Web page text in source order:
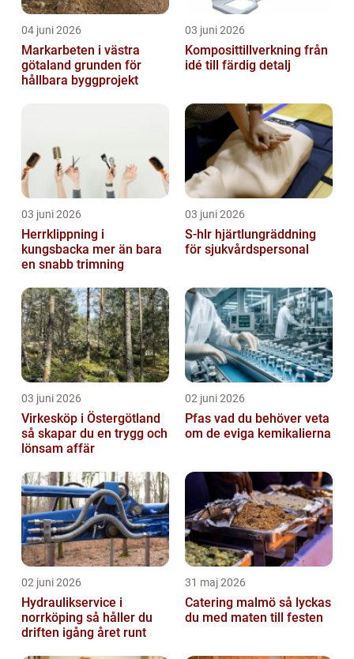
04 juni 2026
Markarbeten i västra
götaland grunden för
hållbara byggprojekt
03 juni 2026
Komposittillverkning från
idé till färdig detalj
03 juni 2026
Herrklippning i
kungsbacka mer än bara
en snabb trimning
03 juni 2026
S-hlr hjärtlungräddning
för sjukvårdspersonal
03 juni 2026
Virkesköp i Östergötland
så skapar du en trygg och
lönsam affär
02 juni 2026
Pfas vad du behöver veta
om de eviga kemikalierna
02 juni 2026
Hydraulikservice i
norrköping så håller du
driften igång året runt
31 maj 2026
Catering malmö så lyckas
du med maten till festen